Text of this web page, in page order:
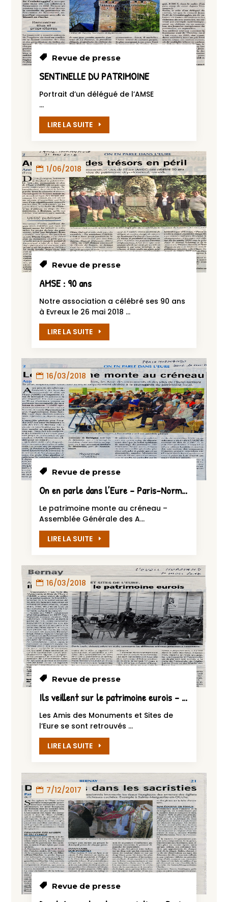
Revue de presse
SENTINELLE DU PATRIMOINE
Portrait d’un délégué de l’AMSE
...
LIRE LA SUITE
1/06/2018
Revue de presse
AMSE : 90 ans
Notre association a célébré ses 90 ans
à Evreux le 26 mai 2018 ...
LIRE LA SUITE
16/03/2018
Revue de presse
On en parle dans l’Eure – Paris-Normandie du 10 mars 2018
Le patrimoine monte au créneau –
Assemblée Générale des A...
LIRE LA SUITE
16/03/2018
Revue de presse
Ils veillent sur le patrimoine eurois – Eveil Normand du 7 mars 2018
Les Amis des Monuments et Sites de
l’Eure se sont retrouvés ...
LIRE LA SUITE
7/12/2017
Revue de presse